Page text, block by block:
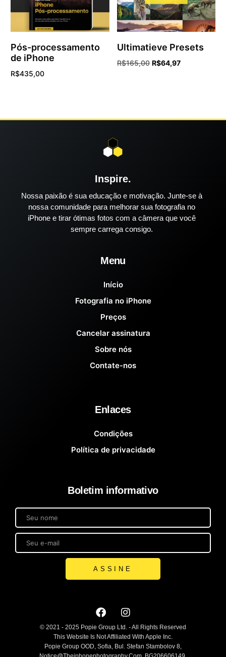
Pós-processamento
de iPhone
R$435,00
Ultimatieve Presets
R$165,00 R$64,97
Inspire.
Nossa paixão é sua educação e motivação. Junte-se à
nossa comunidade para melhorar sua fotografia no
iPhone e tirar ótimas fotos com a câmera que você
sempre carrega consigo.
Menu
Início
Fotografia no iPhone
Preços
Cancelar assinatura
Sobre nós
Contate-nos
Enlaces
Condições
Política de privacidade
Boletim informativo
ASSINE
© 2021 - 2025 Popie Group Ltd. - All Rights Reserved
This Website Is Not Affiliated With Apple Inc.
Popie Group OOD, Sofia, Bul. Stefan Stambolov 8,